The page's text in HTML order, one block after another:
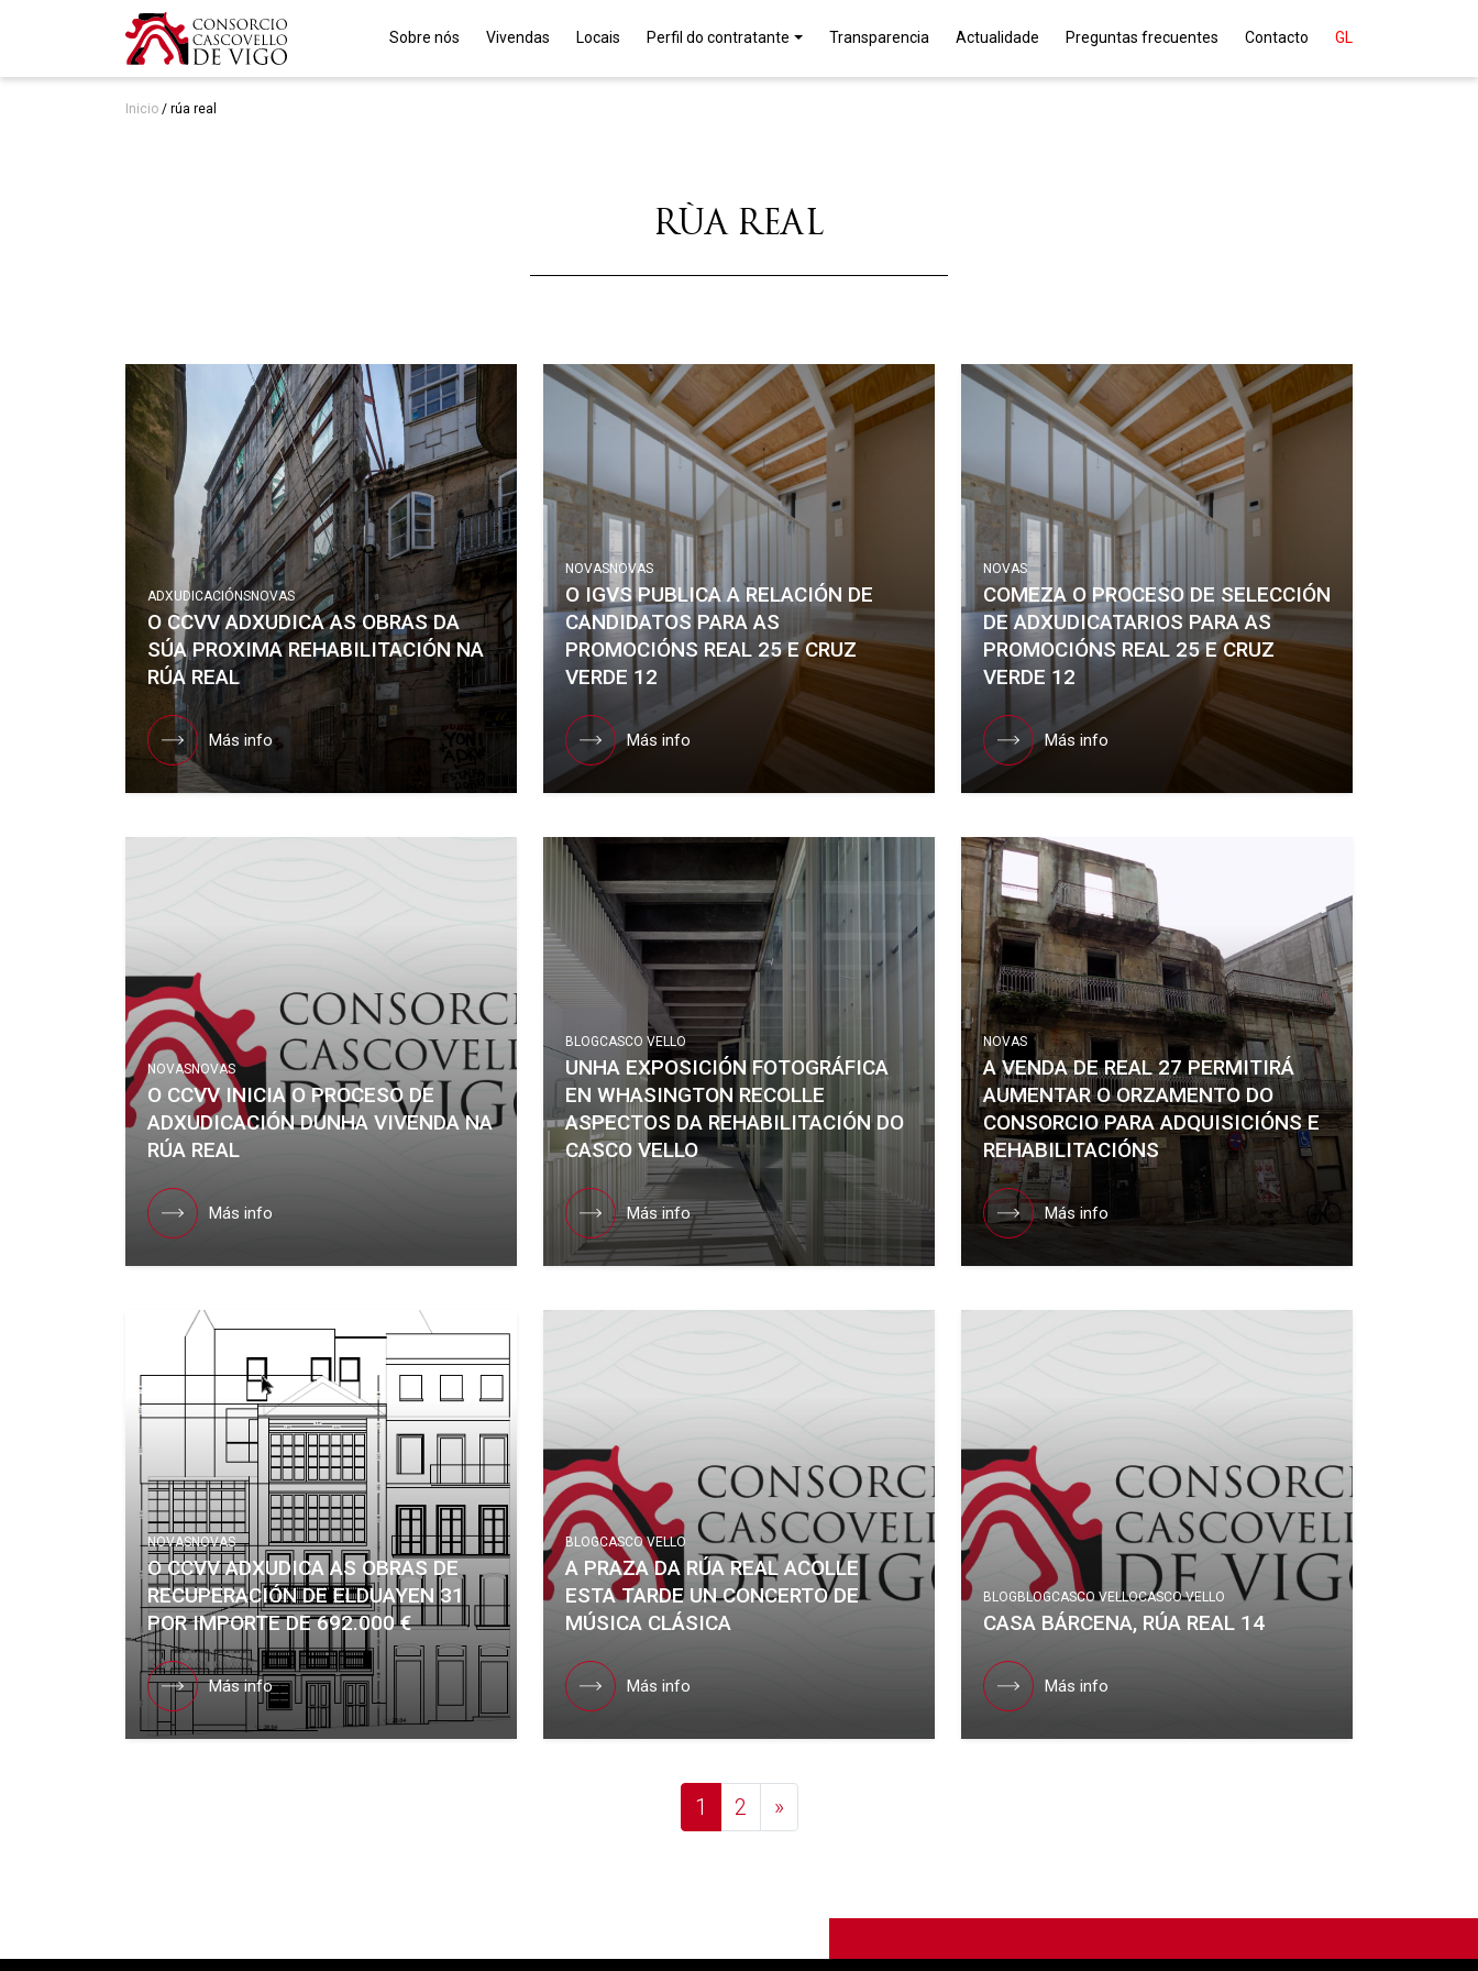
Sobre nós Vivendas Locais Perfil do contratante Transparencia Actualidade Preguntas frecuentes Contacto GL
Inicio / rúa real
RÚA REAL
ADXUDICACIÓNSNOVAS
O CCVV ADXUDICA AS OBRAS DA
SÚA PROXIMA REHABILITACIÓN NA
RÚA REAL
Más info
NOVASNOVAS
O IGVS PUBLICA A RELACIÓN DE
CANDIDATOS PARA AS
PROMOCIÓNS REAL 25 E CRUZ
VERDE 12
Más info
NOVAS
COMEZA O PROCESO DE SELECCIÓN
DE ADXUDICATARIOS PARA AS
PROMOCIÓNS REAL 25 E CRUZ
VERDE 12
Más info
NOVASNOVAS
O CCVV INICIA O PROCESO DE
ADXUDICACIÓN DUNHA VIVENDA NA
RÚA REAL
Más info
BLOGCASCO VELLO
UNHA EXPOSICIÓN FOTOGRÁFICA
EN WHASINGTON RECOLLE
ASPECTOS DA REHABILITACIÓN DO
CASCO VELLO
Más info
NOVAS
A VENDA DE REAL 27 PERMITIRÁ
AUMENTAR O ORZAMENTO DO
CONSORCIO PARA ADQUISICIÓNS E
REHABILITACIÓNS
Más info
NOVASNOVAS
O CCVV ADXUDICA AS OBRAS DE
RECUPERACIÓN DE ELDUAYEN 31
POR IMPORTE DE 692.000 €
Más info
BLOGCASCO VELLO
A PRAZA DA RÚA REAL ACOLLE
ESTA TARDE UN CONCERTO DE
MÚSICA CLÁSICA
Más info
BLOG BLOGCASCO VELLOCASCO VELLO
CASA BÁRCENA, RÚA REAL 14
Más info
Posts navigation
1 2 »